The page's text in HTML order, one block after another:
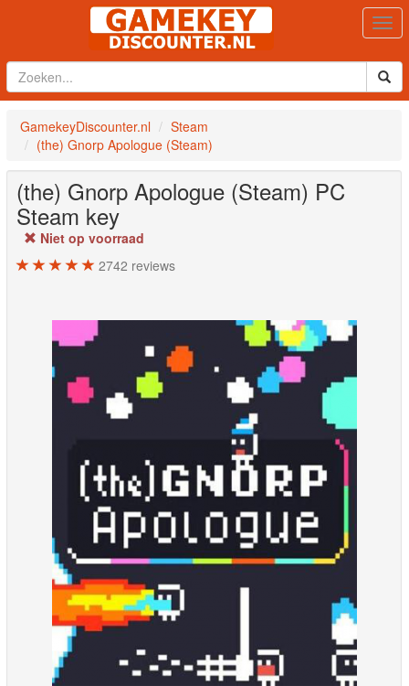
GamekeyDiscounter.nl
Steam
(the) Gnorp Apologue (Steam)
(the) Gnorp Apologue (Steam) PC
Steam key
Niet op voorraad
2742 reviews